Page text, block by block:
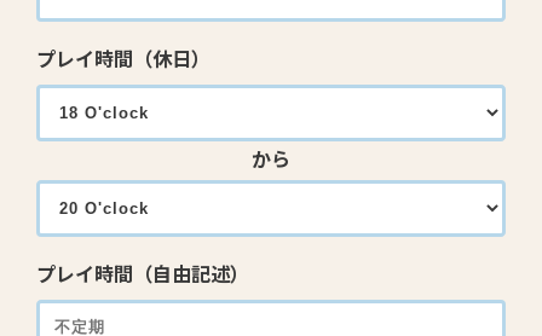
プレイ時間（休日）
から
プレイ時間（自由記述）